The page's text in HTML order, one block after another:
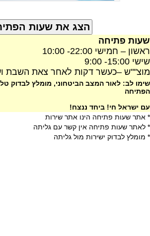
שעות פתיחה
ראשון – חמישי 22:00- 10:00
שישי 15:00- 9:00
מוצ""ש –כעשר דקות לאחר צאת השבת ועד
שימו לב: לאור המצב הביטחוני, מומלץ לבדוק
הפתיחה
עם ישראל חי! ביחד ננצח!
* אתר שעות פתיחה הינו אתר שירות
* לאתר שעות פתיחה אין קשר עם גליתה
* מומלץ לבדוק ישירות מול גליתה